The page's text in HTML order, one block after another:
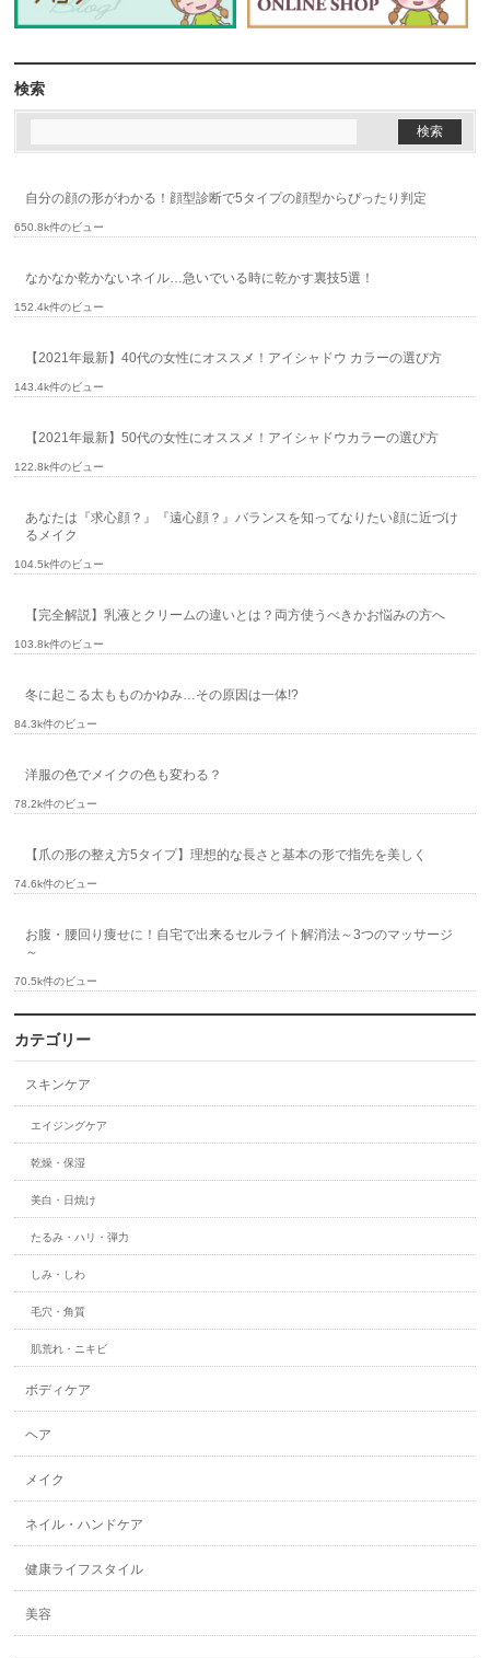
検索
自分の顔の形がわかる！顔型診断で5タイプの顔型からぴったり判定
650.8k件のビュー
なかなか乾かないネイル…急いでいる時に乾かす裏技5選！
152.4k件のビュー
【2021年最新】40代の女性にオススメ！アイシャドウ カラーの選び方
143.4k件のビュー
【2021年最新】50代の女性にオススメ！アイシャドウカラーの選び方
122.8k件のビュー
あなたは『求心顔？』『遠心顔？』バランスを知ってなりたい顔に近づけ
るメイク
104.5k件のビュー
【完全解説】乳液とクリームの違いとは？両方使うべきかお悩みの方へ
103.8k件のビュー
冬に起こる太もものかゆみ…その原因は一体!?
84.3k件のビュー
洋服の色でメイクの色も変わる？
78.2k件のビュー
【爪の形の整え方5タイプ】理想的な長さと基本の形で指先を美しく
74.6k件のビュー
お腹・腰回り痩せに！自宅で出来るセルライト解消法～3つのマッサージ
～
70.5k件のビュー
カテゴリー
スキンケア
エイジングケア
乾燥・保湿
美白・日焼け
たるみ・ハリ・弾力
しみ・しわ
毛穴・角質
肌荒れ・ニキビ
ボディケア
ヘア
メイク
ネイル・ハンドケア
健康ライフスタイル
美容